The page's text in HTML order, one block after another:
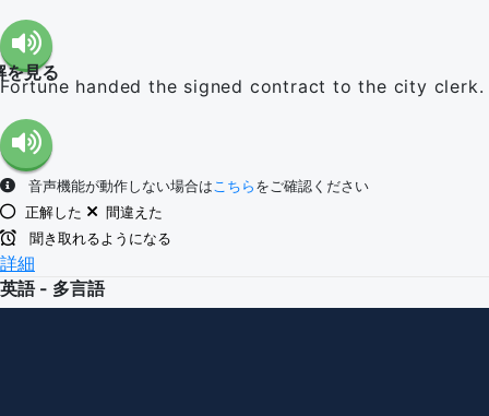
を見る
Fortune handed the signed contract to the city clerk.
音声機能が動作しない場合はこちら をご確認ください
正解した
間違えた
聞き取れるようになる
詳細
英語 - 多言語